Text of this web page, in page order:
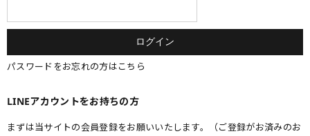
パスワードをお忘れの方はこちら
LINEアカウントをお持ちの方
まずは当サイトの会員登録をお願いいたします。（ご登録がお済みのお